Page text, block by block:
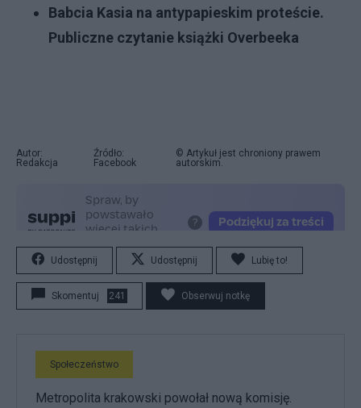
Babcia Kasia na antypapieskim proteście.
Publiczne czytanie książki Overbeeka
Autor:
Redakcja
Źródło:
Facebook
© Artykuł jest chroniony prawem
autorskim.
Udostępnij Udostępnij Lubię to!
Skomentuj 241 Obserwuj notkę
Społeczeństwo
Metropolita krakowski powołał nową komisję.